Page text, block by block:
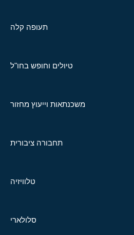
תעופה קלה
טיולים וחופש בחו"ל
משכנתאות וייעוץ מחזור
תחבורה ציבורית
טלוויזיה
סלולארי